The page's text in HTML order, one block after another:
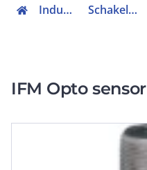
Industriele componenten Schakelen, bedienen en signaleren
IFM Opto sensor